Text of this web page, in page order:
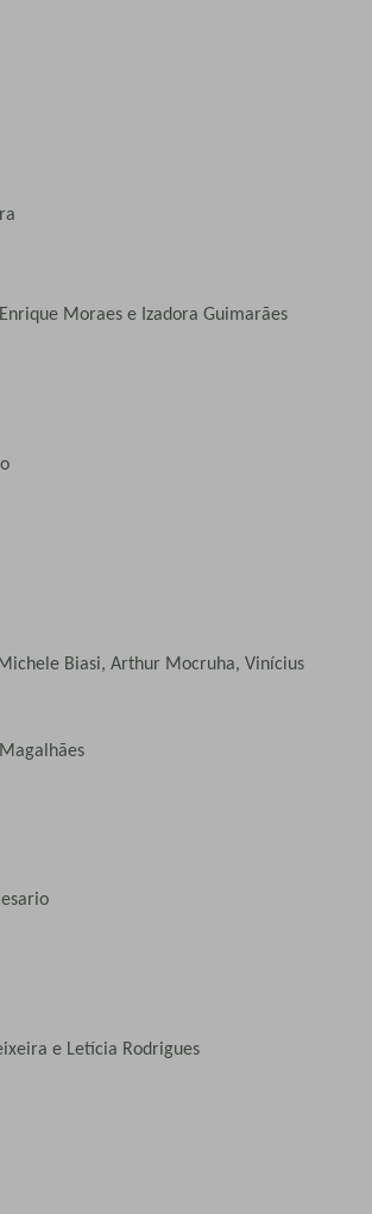
Moraes e Izadora Guimarães
Biasi, Arthur Mocruha, Vinícius
e Letícia Rodrigues